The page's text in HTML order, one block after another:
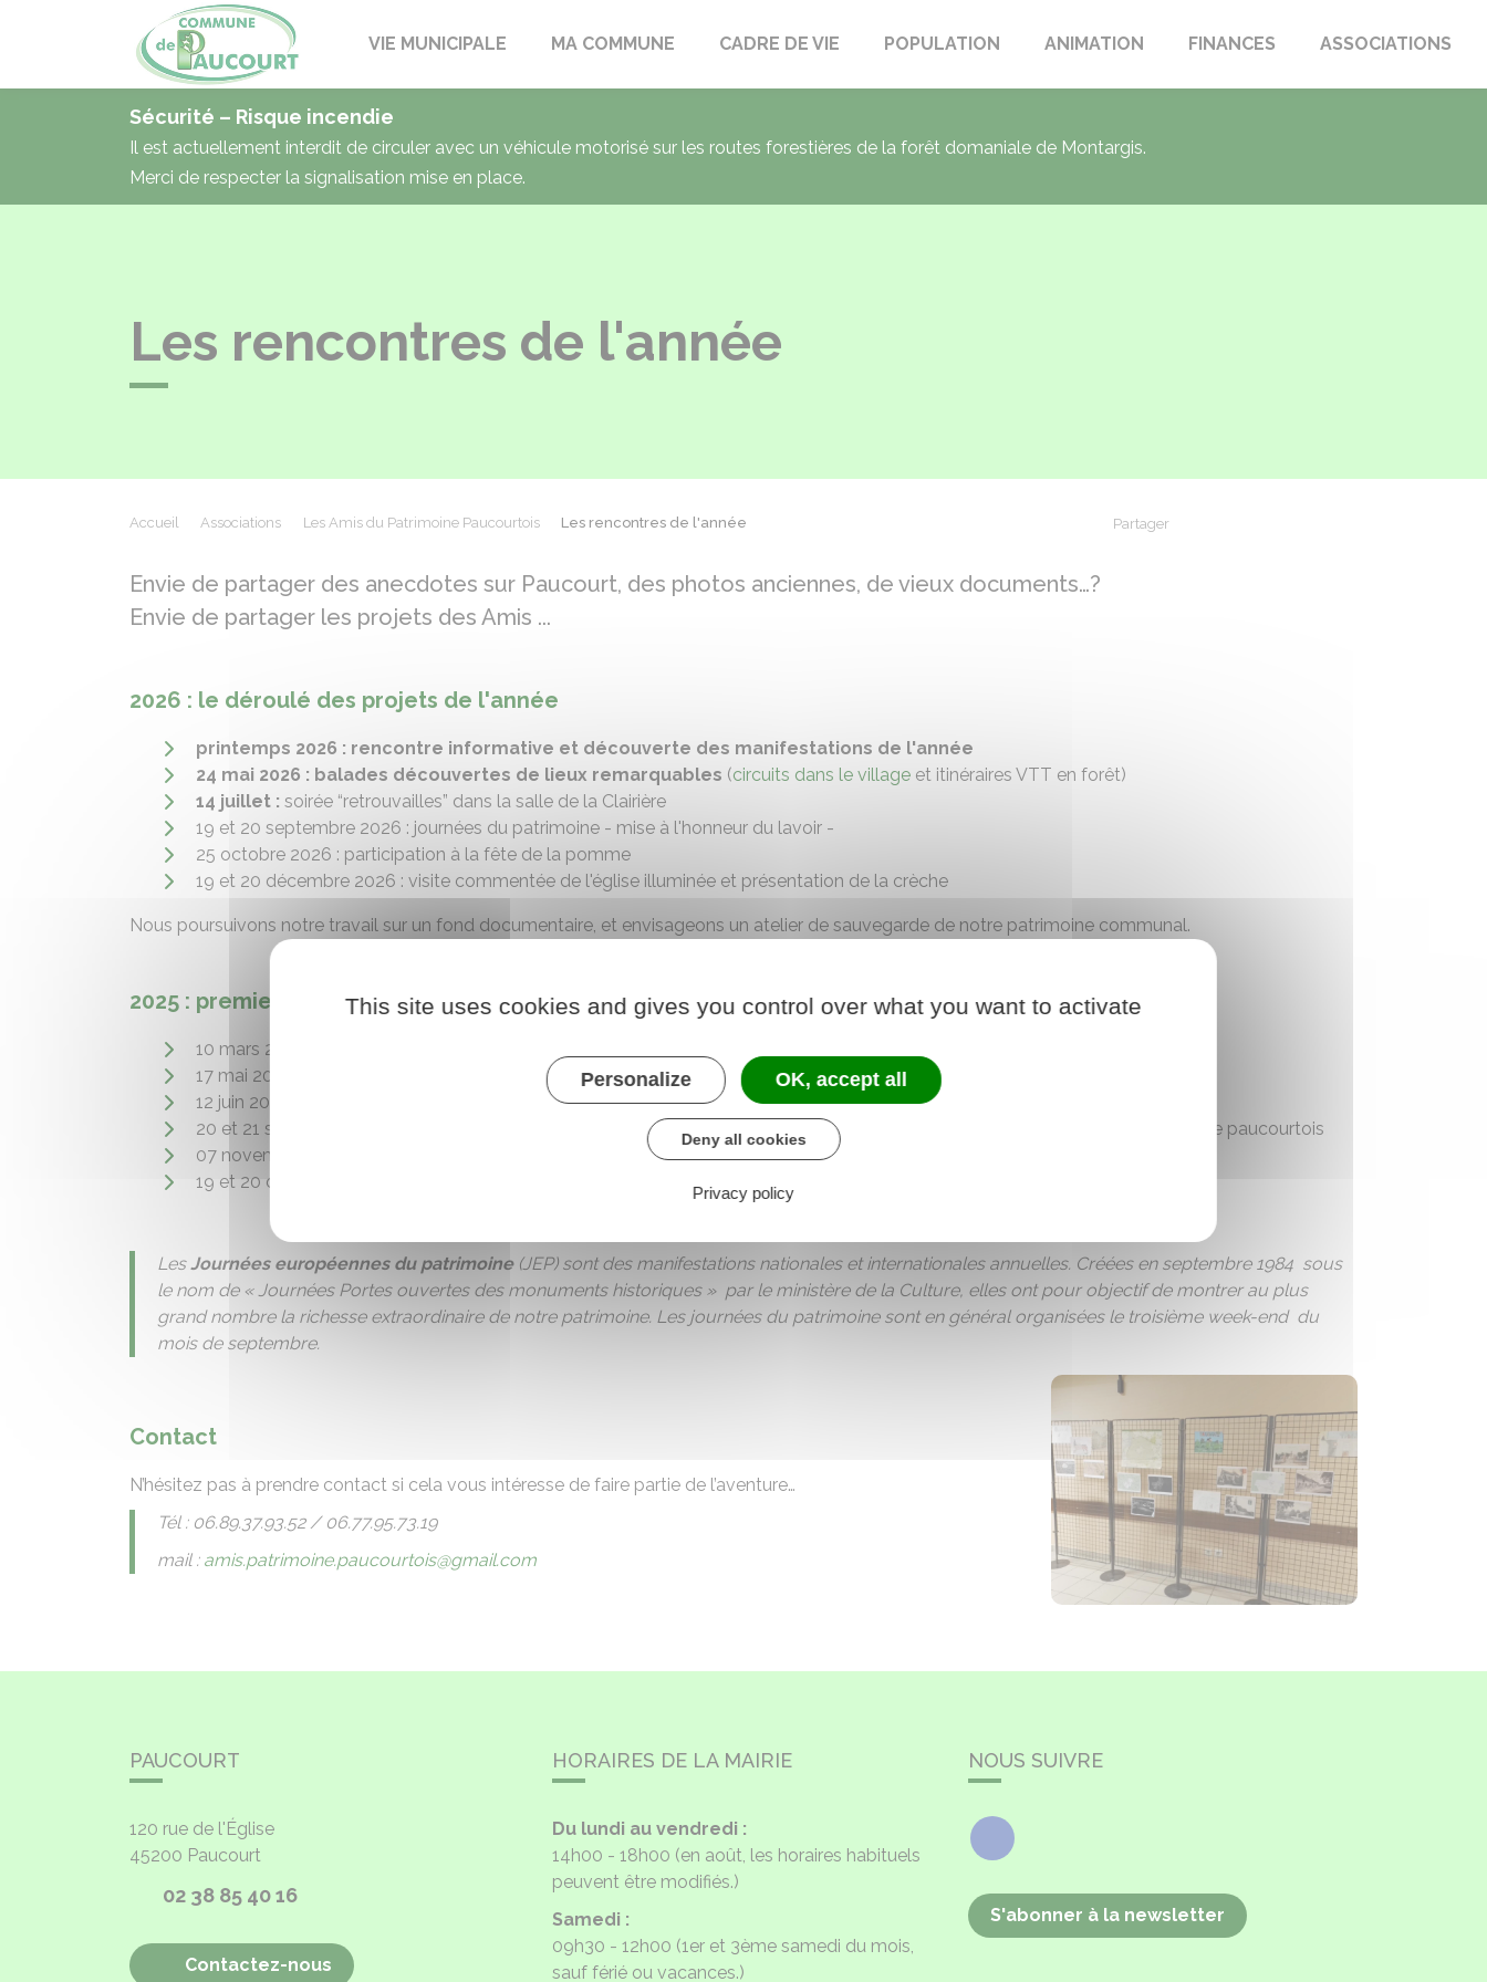
PaucourtVIE MUNICIPALE MA COMMUNE CADRE DE VIE POPULATION ANIMATION FINANCES ASSOCIATIONS
Sécurité – Risque incendie
Il est actuellement interdit de circuler avec un véhicule motorisé sur les routes forestières de la forêt domaniale de Montargis.
Merci de respecter la signalisation mise en place.
Les rencontres de l'année
Accueil Associations Les Amis du Patrimoine Paucourtois Les rencontres de l'année Partager
Envie de partager des anecdotes sur Paucourt, des photos anciennes, de vieux documents…?
Envie de partager les projets des Amis ...
2026 : le déroulé des projets de l'année
printemps 2026 : rencontre informative et découverte des manifestations de l'année
24 mai 2026 : balades découvertes de lieux remarquables (circuits dans le village et itinéraires VTT en forêt)
14 juillet : soirée “retrouvailles” dans la salle de la Clairière
19 et 20 septembre 2026 : journées du patrimoine - mise à l'honneur du lavoir -
25 octobre 2026 : participation à la fête de la pomme
19 et 20 décembre 2026 : visite commentée de l'église illuminée et présentation de la crèche
Nous poursuivons notre travail sur un fond documentaire, et envisageons un atelier de sauvegarde de notre patrimoine communal.
2025 : premiers pas d'une jeune association
10 mars 2025 : une rencontre conviviale et échanges pour organiser l'année
17 mai 2025 : présentation de l'association, échange avec le public et jeu concours =>ICI
12 juin 2025 : parcours découverte dans le village : une boucle de 4 km adaptée aux plus jeunes (poussettes, vélos…)
20 et 21 septembre 2025 : participation aux journées du patrimoine (JEP), exposition dans l'église et présentation de patrimoine paucourtois
07 novembre 2025 : assemblée générale
19 et 20 décembre 2025 : visite commentée de l'église illuminée et présentation de la crèche
LesJournées européennes du patrimoine(JEP) sont des manifestations nationales et internationales annuelles. Créées en septembre 1984 sous
le nom de « Journées Portes ouvertes des monuments historiques » par le ministère de la Culture, elles ont pour objectif de montrer au plus
grand nombre la richesse extraordinaire de notre patrimoine. Les journées du patrimoine sont en général organisées le troisième week-end du
mois de septembre.
Contact
N’hésitez pas à prendre contact si cela vous intéresse de faire partie de l’aventure…
Tél : 06.89.37.93.52 / 06.77.95.73.19
mail : amis.patrimoine.paucourtois@gmail.com
PAUCOURT
120 rue de l'Église
45200 Paucourt
02 38 85 40 16
Contactez-nous
HORAIRES DE LA MAIRIE
Du lundi au vendredi :
14h00 - 18h00 (en août, les horaires habituels
peuvent être modifiés.)
Samedi :
09h30 - 12h00 (1er et 3ème samedi du mois,
sauf férié ou vacances.)
NOUS SUIVRE
Facebook
S'abonner à la newsletter
This site uses cookies and gives you control over what you want to activate
Personalize OK, accept all
Deny all cookies
Privacy policy